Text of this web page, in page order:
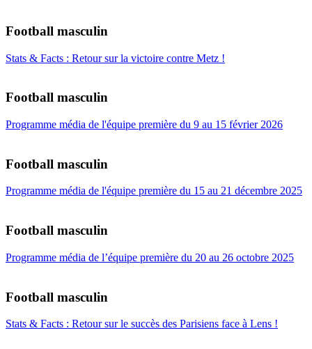
Football masculin
Stats & Facts : Retour sur la victoire contre Metz !
Football masculin
Programme média de l'équipe première du 9 au 15 février 2026
Football masculin
Programme média de l'équipe première du 15 au 21 décembre 2025
Football masculin
Programme média de l’équipe première du 20 au 26 octobre 2025
Football masculin
Stats & Facts : Retour sur le succès des Parisiens face à Lens !